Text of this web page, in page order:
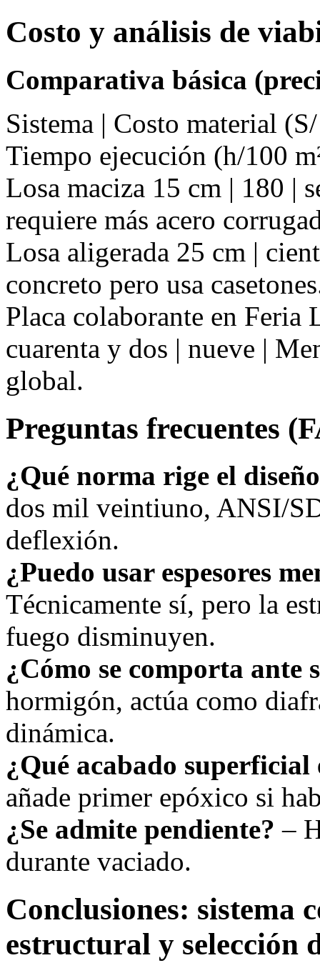
Costo y análisis de
Comparativa básica
Sistema | Costo material
Tiempo ejecución (h/100
Losa maciza 15 cm | 180 |
requiere más acero
Losa aligerada 25 cm |
concreto pero usa
Placa colaborante en
cuarenta y dos | nueve |
global.
Preguntas frecuentes
¿Qué norma rige el
dos mil veintiuno, ANSI/
deflexión.
¿Puedo usar espesores
Técnicamente sí, pero la
fuego disminuyen.
¿Cómo se comporta ante
hormigón, actúa como
dinámica.
¿Qué acabado superficial
añade primer epóxico si
¿Se admite pendiente? –
durante vaciado.
Conclusiones: sistema
estructural y selección